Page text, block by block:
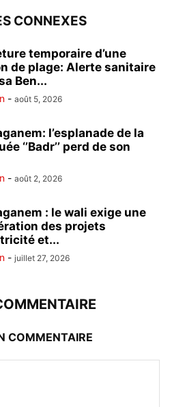
CONNEXES
temporaire d’une
de plage: Alerte sanitaire
Ben...
- août 5, 2026
l’esplanade de la
‘’Badr’’ perd de son
- août 2, 2026
: le wali exige une
des projets
et...
- juillet 27, 2026
COMMENTAIRE